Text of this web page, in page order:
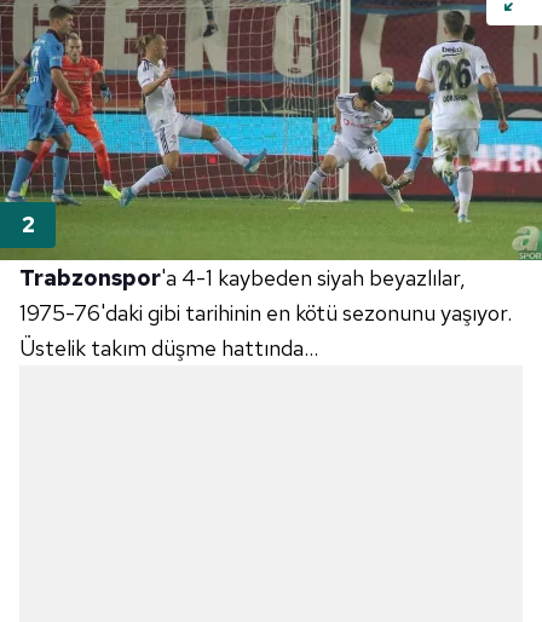
Trabzonspor'a 4-1 kaybeden siyah beyazlılar,
1975-76'daki gibi tarihinin en kötü sezonunu yaşıyor.
Üstelik takım düşme hattında...